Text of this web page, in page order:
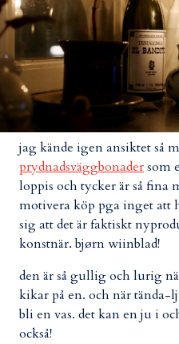
jag kände igen ansiktet så
prydnadsväggbonadersom
loppis och tycker är så
motivera köp pga inget att
sig att det är faktiskt
konstnär. bjørn wiinblad!
den är så gullig och lurig
kikar på en. och när tända-
bli en vas. det kan en ju i
också!